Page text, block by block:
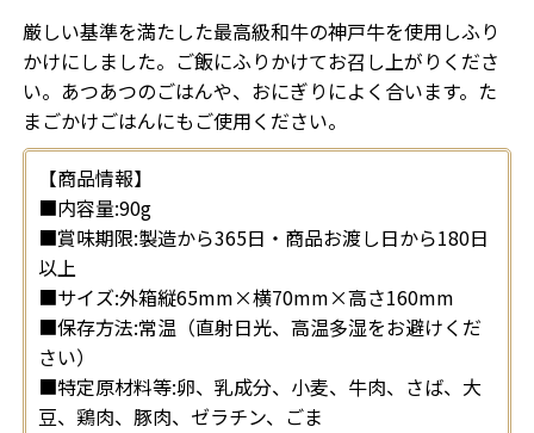
厳しい基準を満たした最高級和牛の神戸牛を使用しふり
かけにしました。ご飯にふりかけてお召し上がりくださ
い。あつあつのごはんや、おにぎりによく合います。た
まごかけごはんにもご使用ください。
【商品情報】
■内容量:90g
■賞味期限:製造から365日・商品お渡し日から180日
以上
■サイズ:外箱縦65mm×横70mm×高さ160mm
■保存方法:常温（直射日光、高温多湿をお避けくだ
さい）
■特定原材料等:卵、乳成分、小麦、牛肉、さば、大
豆、鶏肉、豚肉、ゼラチン、ごま